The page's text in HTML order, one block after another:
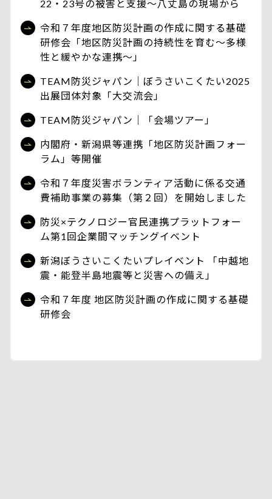
22・23号の被害と支援～八丈島の現場から
令和７年度地区防災計画の作成に関する基礎
研修会「地区防災計画の持続性を育む～多様
性と緩やかな連携～」
TEAM防災ジャパン｜ぼうさいこくたい2025
出展団体対象「大交流会」
TEAM防災ジャパン｜「会場ツアー」
内閣府・新潟県等連携「地区防災計画フォー
ラム」等開催
令和７年度災害ボランティア活動に係る交通
費補助事業の募集（第２回）を開始しました
防災×テクノロジー官民連携プラットフォー
ム第1回企業間マッチングイベント
新潟ぼうさいこくたいプレイベント 「中越地
震・能登半島地震等と災害への備え」
令和７年度 地区防災計画の作成に関する基礎
研修会